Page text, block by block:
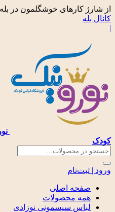
از شارژ کارهای خوشگلمون در
کانال بله
|
کودک
ورود | ثبت‌نام
صفحه اصلی
همه محصولات
لباس سیسمونی نوزادی